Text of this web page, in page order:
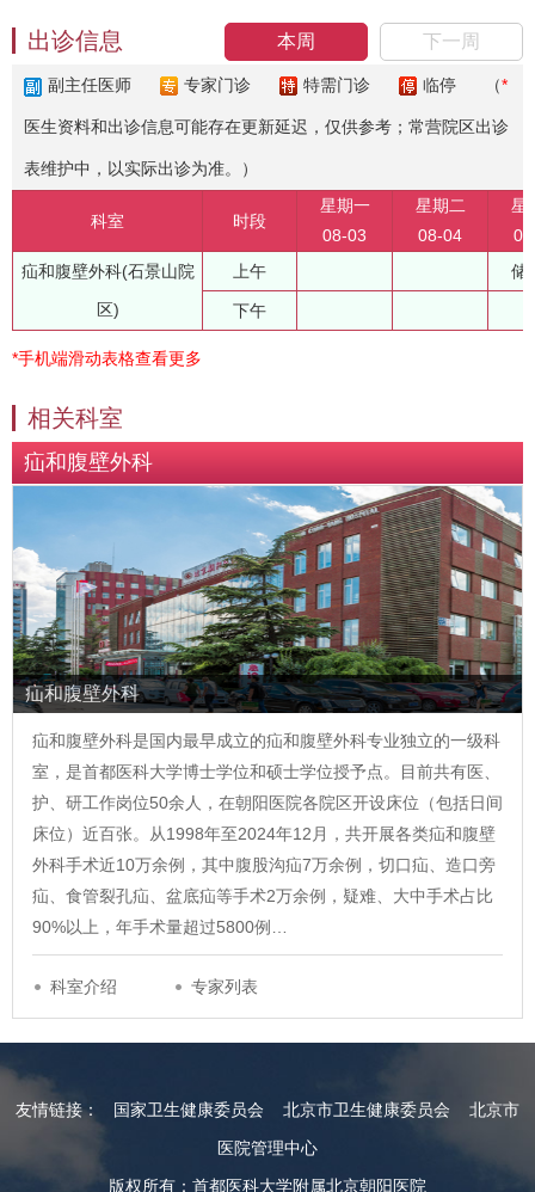
本周 下一周
出诊信息
副主任医师 专家门诊 特需门诊 临停 （*
医生资料和出诊信息可能存在更新延迟，仅供参考；常营院区出诊
表维护中，以实际出诊为准。）
科室 时段
星期一
08-03
星期二
08-04
星
疝和腹壁外科(石景山院
区)
上午 储
下午
*手机端滑动表格查看更多
相关科室
疝和腹壁外科
疝和腹壁外科
疝和腹壁外科是国内最早成立的疝和腹壁外科专业独立的一级科
室，是首都医科大学博士学位和硕士学位授予点。目前共有医、
护、研工作岗位50余人，在朝阳医院各院区开设床位（包括日间
床位）近百张。从1998年至2024年12月，共开展各类疝和腹壁
外科手术近10万余例，其中腹股沟疝7万余例，切口疝、造口旁
疝、食管裂孔疝、盆底疝等手术2万余例，疑难、大中手术占比
90%以上，年手术量超过5800例…
科室介绍 专家列表
友情链接： 国家卫生健康委员会 北京市卫生健康委员会
北京市
医院管理中心
版权所有：首都医科大学附属北京朝阳医院